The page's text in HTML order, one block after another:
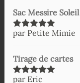
Sac Messire Soleil
Note5sur
par Petite Mimie
Tirage de cartes
Note5sur
par Eric